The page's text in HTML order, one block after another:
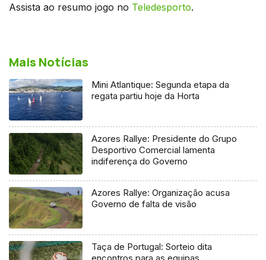
Assista ao resumo jogo no Teledesporto.
Mais Notícias
Mini Atlantique: Segunda etapa da
regata partiu hoje da Horta
Azores Rallye: Presidente do Grupo
Desportivo Comercial lamenta
indiferença do Governo
Azores Rallye: Organização acusa
Governo de falta de visão
Taça de Portugal: Sorteio dita
encontros para as equipas